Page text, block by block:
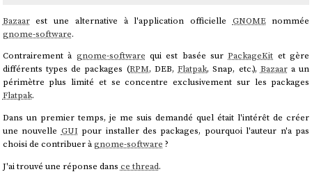
Bazaarest une alternative à l'application officielle GNOMEnommée
gnome-software.
Contrairement à gnome-software qui est basée surPackageKit et gère
différents types de packages (RPM, DEB,Flatpak, Snap, etc.),Bazaara un
périmètre plus limité et se concentre exclusivement sur les packages
Flatpak.
Dans un premier temps, je me suis demandé quel était l'intérêt de créer
une nouvelle GUI pour installer des packages, pourquoi l'auteur n'a pas
choisi de contribuer à gnome-software ?
J'ai trouvé une réponse dans ce thread.